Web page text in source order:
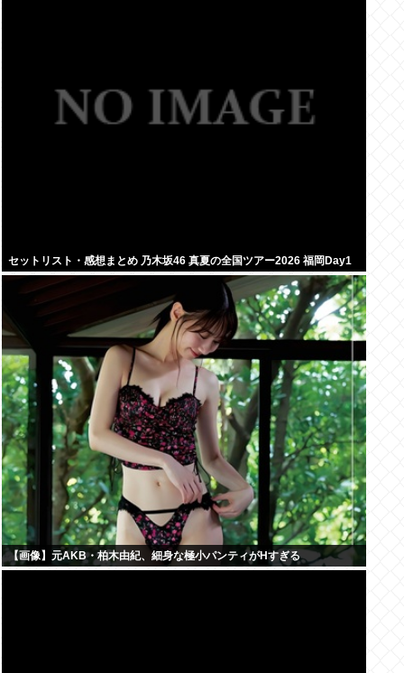
セットリスト・感想まとめ 乃木坂46 真夏の全国ツアー2026 福岡Day1
【画像】元AKB・柏木由紀、細身な極小パンティがHすぎる